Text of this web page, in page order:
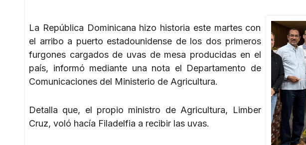
La República Dominicana hizo historia este martes con
el arribo a puerto estadounidense de los dos primeros
furgones cargados de uvas de mesa producidas en el
país, informó mediante una nota el Departamento de
Comunicaciones del Ministerio de Agricultura.
Detalla que, el propio ministro de Agricultura, Limber
Cruz, voló hacía Filadelfia a recibir las uvas.